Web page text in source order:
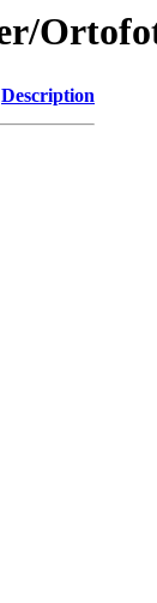
Description